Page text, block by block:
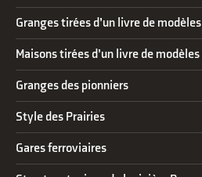
Granges tirées d’un livre de modèles
Maisons tirées d’un livre de modèles
Granges des pionniers
Style des Prairies
Gares ferroviaires